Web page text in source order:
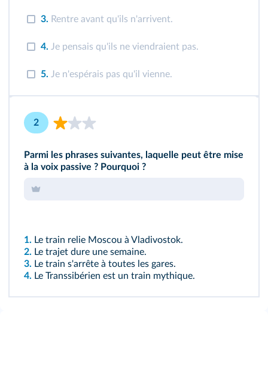
3. Rentre avant qu'ils n'arrivent.
4. Je pensais qu'ils ne viendraient pas.
5. Je n'espérais pas qu'il vienne.
2
Parmi les phrases suivantes, laquelle peut être mise
à la voix passive ? Pourquoi ?
1. Le train relie Moscou à Vladivostok.
2. Le trajet dure une semaine.
3. Le train s'arrête à toutes les gares.
4. Le Transsibérien est un train mythique.